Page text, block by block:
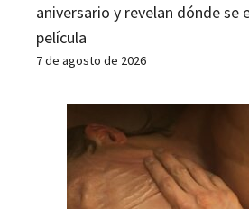
aniversario y revelan dónde se
película
7 de agosto de 2026